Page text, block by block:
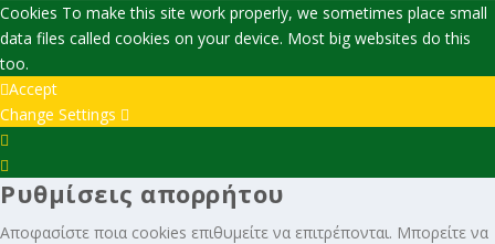
Cookies To make this site work properly, we sometimes place small
data files called cookies on your device. Most big websites do this
too.
Accept
Change Settings
Settings
Box
Settings
Ρυθμίσεις απορρήτου
Αποφασίστε ποια cookies επιθυμείτε να επιτρέπονται. Μπορείτε να